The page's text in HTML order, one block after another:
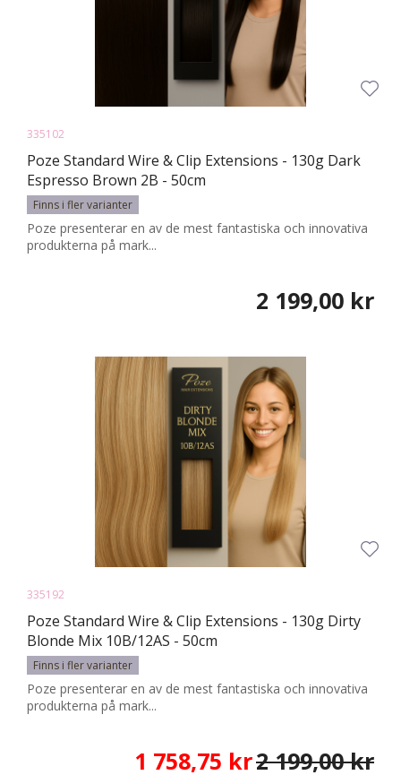
335102
Poze Standard Wire & Clip Extensions - 130g Dark
Espresso Brown 2B - 50cm
Finns i fler varianter
Poze presenterar en av de mest fantastiska och innovativa
produkterna på mark...
2 199,00 kr
335192
Poze Standard Wire & Clip Extensions - 130g Dirty
Blonde Mix 10B/12AS - 50cm
Finns i fler varianter
Poze presenterar en av de mest fantastiska och innovativa
produkterna på mark...
1 758,75 kr2 199,00 kr